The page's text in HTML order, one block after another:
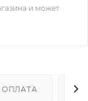
и может
ОПЛАТА